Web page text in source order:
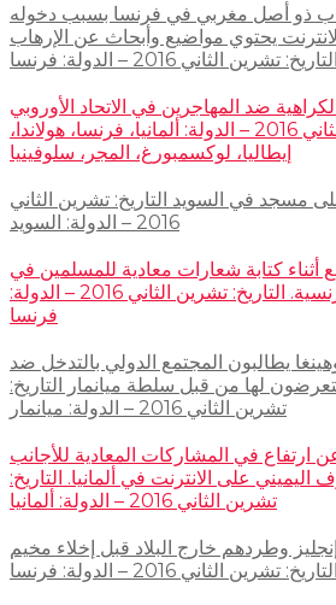
ذو أصل مغربي في فرنسا بسبب دخوله
يحتوي مواضيع وأبحاث عن الإرهاب
التاريخ: تشرين الثاني 2016 – الدولة: فرنسا
ضد المهاجرين في الاتحاد الأوروبي
التاريخ: تشرين الثاني 2016 – الدولة: ألمانيا، فرنسا، هولاندا،
إيطاليا، لوكسمبورغ، المجر، سلوفينيا
في السويد التاريخ: تشرين الثاني
2016 – الدولة: السويد
كتابة شعارات معادية للمسلمين في
مدينة بوردو الفرنسية. التاريخ: تشرين الثاني 2016 – الدولة:
فرنسا
يطالبون المجتمع الدولي بالتدخل ضد
يتعرضون لها من قبل سلطة ميانمار التاريخ:
تشرين الثاني 2016 – الدولة: ميانمار
ارتفاع في المشاركات المعادية للأجانب
على الانترنت في ألمانيا. التاريخ:
تشرين الثاني 2016 – الدولة: ألمانيا
إنجليز وطردهم خارج البلاد قبل إخلاء مخيم
الثاني 2016 – الدولة: فرنسا